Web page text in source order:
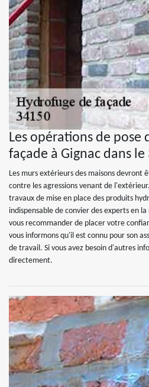
Les opérations de pose
façade à Gignac dans le
Les murs extérieurs des maisons
contre les agressions venant de
travaux de mise en place des produits
indispensable de convier des experts en
vous recommander de placer votre
vous informons qu'il est connu pour son
de travail. Si vous avez besoin d'autres
directement.